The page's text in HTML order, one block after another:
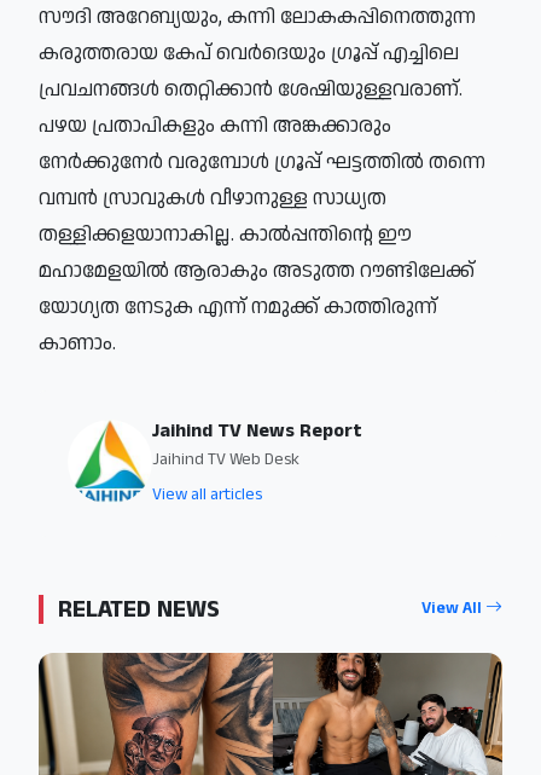
സൗദി അറേബ്യയും, കന്നി ലോകകപ്പിനെത്തുന്ന
കരുത്തരായ കേപ് വെർദെയും ഗ്രൂപ്പ് എച്ചിലെ
പ്രവചനങ്ങൾ തെറ്റിക്കാൻ ശേഷിയുള്ളവരാണ്.
പഴയ പ്രതാപികളും കന്നി അങ്കക്കാരും
നേർക്കുനേർ വരുമ്പോൾ ഗ്രൂപ്പ് ഘട്ടത്തിൽ തന്നെ
വമ്പൻ സ്രാവുകൾ വീഴാനുള്ള സാധ്യത
തള്ളിക്കളയാനാകില്ല. കാൽപ്പന്തിന്റെ ഈ
മഹാമേളയിൽ ആരാകും അടുത്ത റൗണ്ടിലേക്ക്
യോഗ്യത നേടുക എന്ന് നമുക്ക് കാത്തിരുന്ന്
കാണാം.
Jaihind TV News Report
Jaihind TV Web Desk
View all articles
RELATED NEWS View All